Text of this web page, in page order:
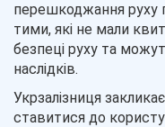
перешкоджання руху
тими, які не мали
безпеці руху та
наслідків.
Укрзалізниця
ставитися до